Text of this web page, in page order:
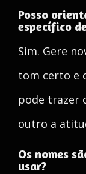
Posso
específico
Sim. Gere
tom certo e
pode trazer
outro a
Os nomes
usar?